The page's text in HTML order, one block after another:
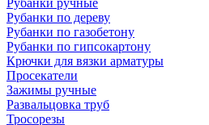
Рубанки ручные
Рубанки по дереву
Рубанки по газобетону
Рубанки по гипсокартону
Крючки для вязки арматуры
Просекатели
Зажимы ручные
Развальцовка труб
Тросорезы